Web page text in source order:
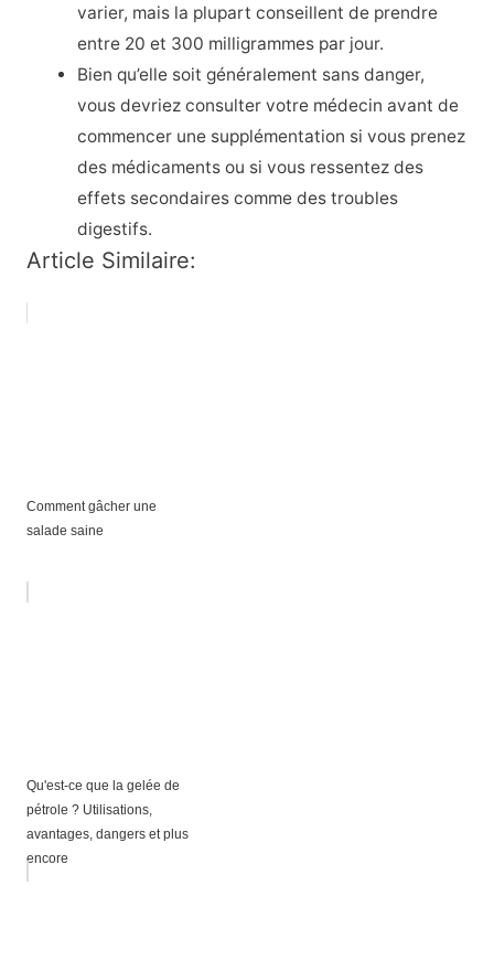
varier, mais la plupart conseillent de prendre
entre 20 et 300 milligrammes par jour.
Bien qu’elle soit généralement sans danger,
vous devriez consulter votre médecin avant de
commencer une supplémentation si vous prenez
des médicaments ou si vous ressentez des
effets secondaires comme des troubles
digestifs.
Article Similaire:
Comment gâcher une
salade saine
Qu'est-ce que la gelée de
pétrole ? Utilisations,
avantages, dangers et plus
encore